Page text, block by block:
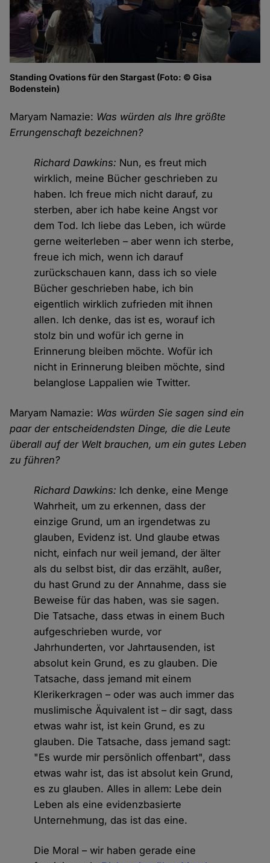
Standing Ovations für den Stargast (Foto: © Gisa
Bodenstein)
Maryam Namazie: Was würden als Ihre größte
Errungenschaft bezeichnen?
Richard Dawkins: Nun, es freut mich
wirklich, meine Bücher geschrieben zu
haben. Ich freue mich nicht darauf, zu
sterben, aber ich habe keine Angst vor
dem Tod. Ich liebe das Leben, ich würde
gerne weiterleben – aber wenn ich sterbe,
freue ich mich, wenn ich darauf
zurückschauen kann, dass ich so viele
Bücher geschrieben habe, ich bin
eigentlich wirklich zufrieden mit ihnen
allen. Ich denke, das ist es, worauf ich
stolz bin und wofür ich gerne in
Erinnerung bleiben möchte. Wofür ich
nicht in Erinnerung bleiben möchte, sind
belanglose Lappalien wie Twitter.
Maryam Namazie: Was würden Sie sagen sind ein
paar der entscheidendsten Dinge, die die Leute
überall auf der Welt brauchen, um ein gutes Leben
zu führen?
Richard Dawkins: Ich denke, eine Menge
Wahrheit, um zu erkennen, dass der
einzige Grund, um an irgendetwas zu
glauben, Evidenz ist. Und glaube etwas
nicht, einfach nur weil jemand, der älter
als du selbst bist, dir das erzählt, außer,
du hast Grund zu der Annahme, dass sie
Beweise für das haben, was sie sagen.
Die Tatsache, dass etwas in einem Buch
aufgeschrieben wurde, vor
Jahrhunderten, vor Jahrtausenden, ist
absolut kein Grund, es zu glauben. Die
Tatsache, dass jemand mit einem
Klerikerkragen – oder was auch immer das
muslimische Äquivalent ist – dir sagt, dass
etwas wahr ist, ist kein Grund, es zu
glauben. Die Tatsache, dass jemand sagt:
"Es wurde mir persönlich offenbart", dass
etwas wahr ist, das ist absolut kein Grund,
es zu glauben. Alles in allem: Lebe dein
Leben als eine evidenzbasierte
Unternehmung, das ist das eine.
Die Moral – wir haben gerade eine